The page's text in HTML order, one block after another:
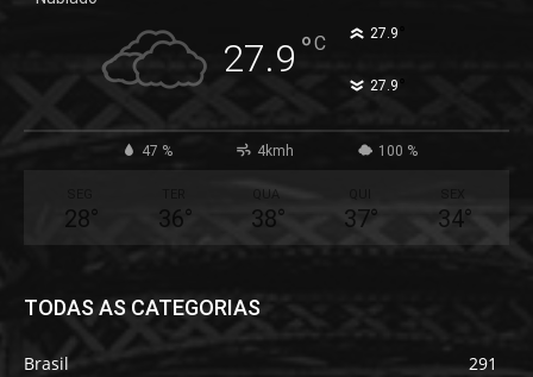
27.9 °C 27.9
27.9
47 % 4kmh 100 %
28° 36°
QUA
38° 37° 34°
TODAS AS CATEGORIAS
Brasil
291